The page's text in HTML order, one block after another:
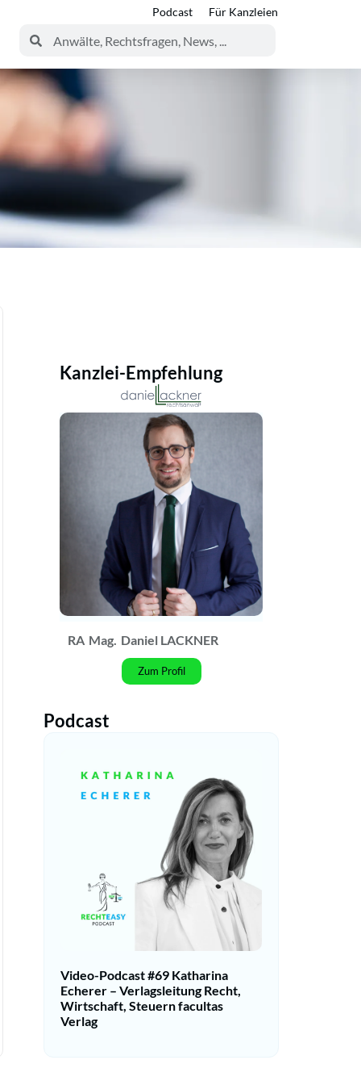
Podcast Für Kanzleien
Kanzlei-Empfehlung
RA Mag. Daniel LACKNER
Zum Profil
Podcast
Video-Podcast #69 Katharina
Echerer – Verlagsleitung Recht,
Wirtschaft, Steuern facultas
Verlag